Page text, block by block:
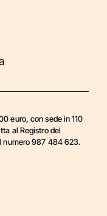
euro, con sede in 110
al Registro del
numero 987 484 623.